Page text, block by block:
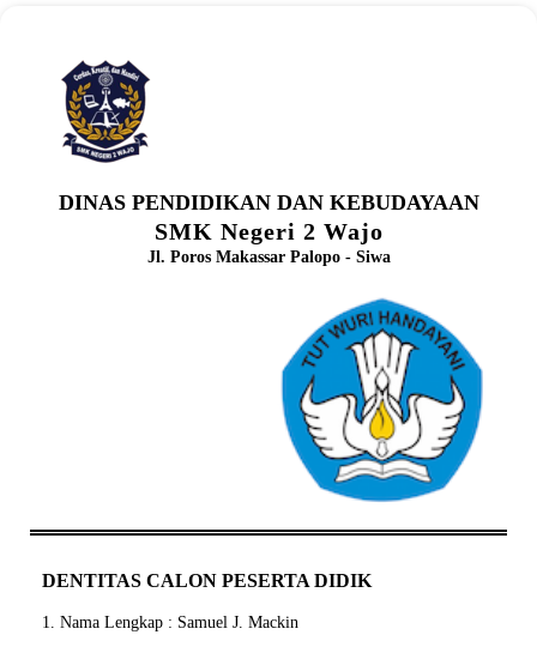
DINAS PENDIDIKAN DAN KEBUDAYAAN
SMK Negeri 2 Wajo
Jl. Poros Makassar Palopo - Siwa
DENTITAS CALON PESERTA DIDIK
1. Nama Lengkap : Samuel J. Mackin